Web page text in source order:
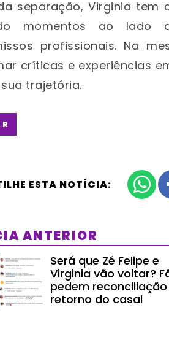
separação, Virginia
momentos ao lado
profissionais. Na
críticas e experiências
trajetória.
ESTA NOTÍCIA:
ANTERIOR
Será que Zé Felipe e
Virginia vão voltar?
pedem reconciliação
retorno do casal